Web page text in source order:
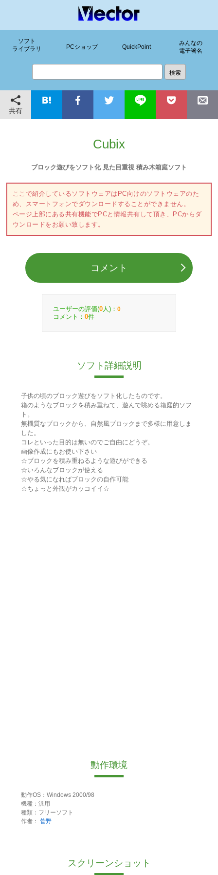
ソフト
ライブラリ
PCショップ QuickPoint
みんなの
電子署名
共有
Cubix
ブロック遊びをソフト化 見た目重視 積み木箱庭ソフト
ここで紹介しているソフトウェアはPC向けのソフトウェアのた
め、スマートフォンでダウンロードすることができません。
ページ上部にある共有機能でPCと情報共有して頂き、PCからダ
ウンロードをお願い致します。
コメント
ユーザーの評価(0 人)： 0
コメント： 0件
ソフト詳細説明
子供の頃のブロック遊びをソフト化したものです。
箱のようなブロックを積み重ねて、遊んで眺める箱庭的ソフ
ト。
無機質なブロックから、自然風ブロックまで多様に用意しま
した。
コレといった目的は無いのでご自由にどうぞ。
画像作成にもお使い下さい
☆ブロックを積み重ねるような遊びができる
☆いろんなブロックが使える
☆やる気になればブロックの自作可能
☆ちょっと外観がカッコイイ☆
動作環境
動作OS：Windows 2000/98
機種：汎用
種類：フリーソフト
作者： 菅野
スクリーンショット